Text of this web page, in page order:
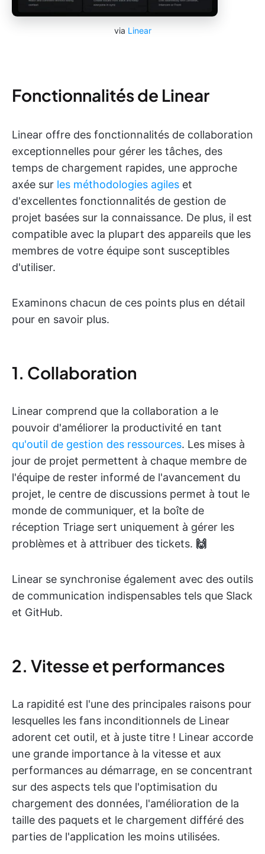
via Linear
Fonctionnalités de Linear
Linear offre des fonctionnalités de collaboration
exceptionnelles pour gérer les tâches, des
temps de chargement rapides, une approche
axée sur les méthodologies agiles et
d'excellentes fonctionnalités de gestion de
projet basées sur la connaissance. De plus, il est
compatible avec la plupart des appareils que les
membres de votre équipe sont susceptibles
d'utiliser.
Examinons chacun de ces points plus en détail
pour en savoir plus.
1. Collaboration
Linear comprend que la collaboration a le
pouvoir d'améliorer la productivité en tant
qu'outil de gestion des ressources. Les mises à
jour de projet permettent à chaque membre de
l'équipe de rester informé de l'avancement du
projet, le centre de discussions permet à tout le
monde de communiquer, et la boîte de
réception Triage sert uniquement à gérer les
problèmes et à attribuer des tickets. 🙌
Linear se synchronise également avec des outils
de communication indispensables tels que Slack
et GitHub.
2. Vitesse et performances
La rapidité est l'une des principales raisons pour
lesquelles les fans inconditionnels de Linear
adorent cet outil, et à juste titre ! Linear accorde
une grande importance à la vitesse et aux
performances au démarrage, en se concentrant
sur des aspects tels que l'optimisation du
chargement des données, l'amélioration de la
taille des paquets et le chargement différé des
parties de l'application les moins utilisées.